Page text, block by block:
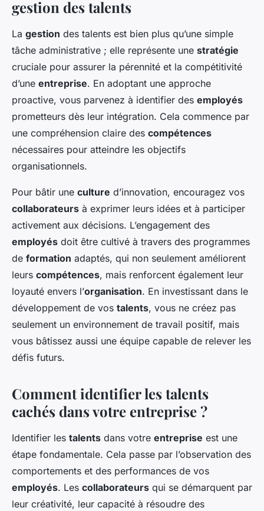
gestion des talents
La gestion des talents est bien plus qu’une simple
tâche administrative ; elle représente une stratégie
cruciale pour assurer la pérennité et la compétitivité
d’une entreprise. En adoptant une approche
proactive, vous parvenez à identifier des employés
prometteurs dès leur intégration. Cela commence par
une compréhension claire des compétences
nécessaires pour atteindre les objectifs
organisationnels.
Pour bâtir une culture d’innovation, encouragez vos
collaborateurs à exprimer leurs idées et à participer
activement aux décisions. L’engagement des
employés doit être cultivé à travers des programmes
de formation adaptés, qui non seulement améliorent
leurs compétences, mais renforcent également leur
loyauté envers l’organisation. En investissant dans le
développement de vos talents, vous ne créez pas
seulement un environnement de travail positif, mais
vous bâtissez aussi une équipe capable de relever les
défis futurs.
Comment identifier les talents
cachés dans votre entreprise ?
Identifier les talents dans votre entreprise est une
étape fondamentale. Cela passe par l’observation des
comportements et des performances de vos
employés. Les collaborateurs qui se démarquent par
leur créativité, leur capacité à résoudre des